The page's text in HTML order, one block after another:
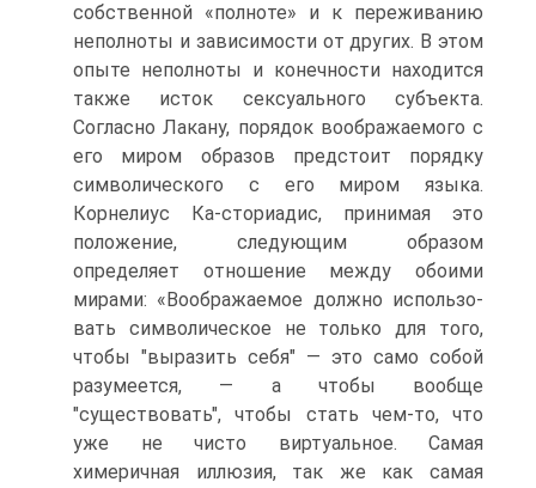
собственной «полноте» и к переживанию
неполноты и зависимости от других. В этом
опыте неполноты и конечности находится
также исток сексуального субъ­екта.
Согласно Лакану, порядок воображаемого с
его миром образов предстоит порядку
символического с его миром языка.
Корнелиус Ка-сториадис, принимая это
положение, следующим образом
определяет отношение между обоими
мирами: «Воображаемое должно использо­
вать символическое не только для того,
чтобы "выразить себя" — это само собой
разумеется, — а чтобы вообще
"существовать", чтобы стать чем-то, что
уже не чисто виртуальное. Самая
химеричная иллюзия, так же как самая